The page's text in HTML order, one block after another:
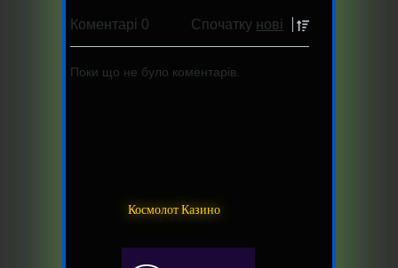
Коментарі 0 Спочатку нові
Поки що не було коментарів.
Космолот Казино